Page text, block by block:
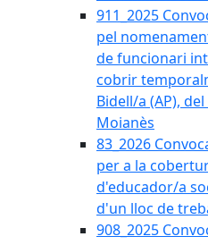
911_2025
pel
de funcionari
cobrir
Bidell/a (AP),
Moianès
83_2026
per a la
d'educador/a
d'un lloc de
908_2025